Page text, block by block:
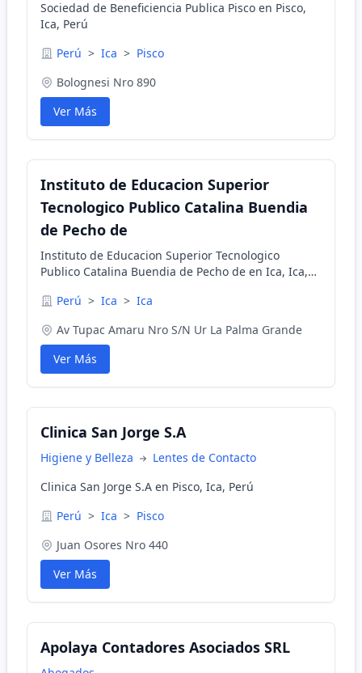
Sociedad de Beneficiencia Publica Pisco en Pisco,
Ica, Perú
Perú > Ica > Pisco
Bolognesi Nro 890
Ver Más
Instituto de Educacion Superior
Tecnologico Publico Catalina Buendia
de Pecho de
Instituto de Educacion Superior Tecnologico
Publico Catalina Buendia de Pecho de en Ica, Ica,
Perú > Ica > Ica
Av Tupac Amaru Nro S/N Ur La Palma Grande
Ver Más
Clinica San Jorge S.A
Higiene y Belleza
Lentes de Contacto
Clinica San Jorge S.A en Pisco, Ica, Perú
Perú > Ica > Pisco
Juan Osores Nro 440
Ver Más
Apolaya Contadores Asociados SRL